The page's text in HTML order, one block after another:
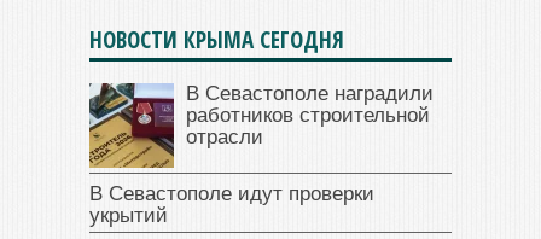
НОВОСТИ КРЫМА СЕГОДНЯ
В Севастополе наградили
работников строительной
отрасли
В Севастополе идут проверки
укрытий